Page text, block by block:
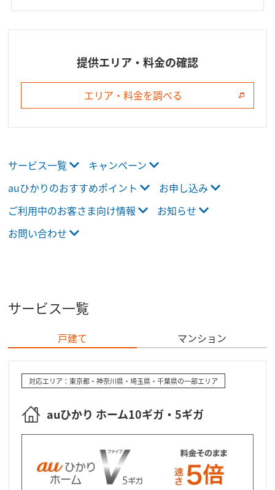
提供エリア・料金の確認
エリア・料金を調べる
サービス一覧
キャンペーン
auひかりのおすすめポイント
お申し込み
ご利用中のお客さま向け情報
お知らせ
お問い合わせ
サービス一覧
戸建て マンション
対応エリア：東京都・神奈川県・埼玉県・千葉県の一部エリア
auひかり ホーム10ギガ・5ギガ